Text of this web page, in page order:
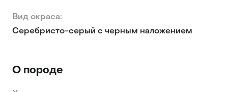
Вид окраса:
Серебристо-серый с черным наложением
О породе